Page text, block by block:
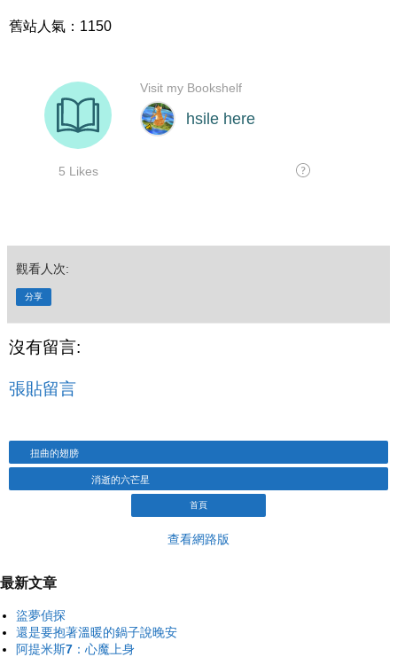
舊站人氣：1150
觀看人次:
分享
沒有留言:
張貼留言
扭曲的翅膀
消逝的六芒星
首頁
查看網路版
最新文章
盜夢偵探
還是要抱著溫暖的鍋子說晚安
阿提米斯7：心魔上身